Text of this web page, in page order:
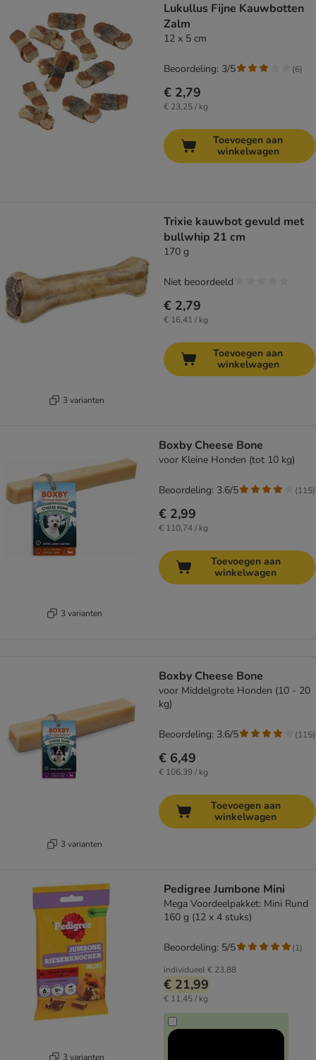
Lukullus Fijne Kauwbotten
Zalm
12 x 5 cm
€ 2,79
€ 23,25 / kg
Beoordeling: 3/5 (6)
Toevoegen aan
winkelwagen
3 varianten
Trixie kauwbot gevuld met
bullwhip 21 cm
170 g
€ 2,79
€ 16,41 / kg
Niet beoordeeld
Toevoegen aan
winkelwagen
3 varianten
Boxby Cheese Bone
voor Kleine Honden (tot 10 kg)
€ 2,99
€ 110,74 / kg
Beoordeling: 3.6/5 (115)
Toevoegen aan
winkelwagen
3 varianten
Boxby Cheese Bone
voor Middelgrote Honden (10 - 20
kg)
€ 6,49
€ 106,39 / kg
Beoordeling: 3.6/5 (115)
Toevoegen aan
winkelwagen
3 varianten
Pedigree Jumbone Mini
Mega Voordeelpakket: Mini Rund
160 g (12 x 4 stuks)
individueel€ 23,88
€ 21,99
€ 11,45 / kg
Beoordeling: 5/5 (1)